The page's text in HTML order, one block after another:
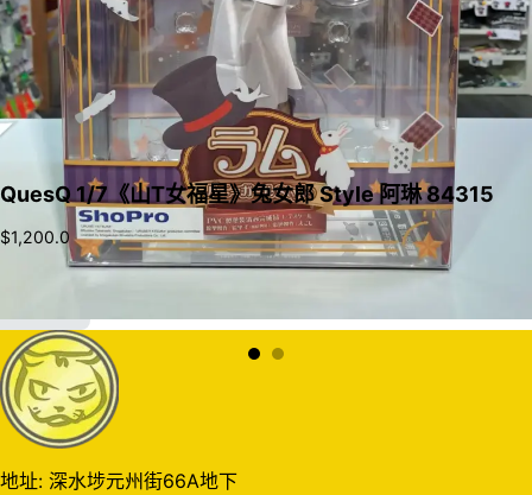
QuesQ 1/7《山T女福星》兔女郎 Style 阿琳 84315
$1,200.0
地址: 深水埗元州街66A地下